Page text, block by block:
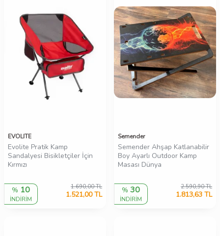
EVOLITE
Evolite Pratik Kamp
Sandalyesi Bisikletçiler İçin
Kırmızı
% 10
İNDİRİM
1.690,00TL
1.521,00TL
Semender
Semender Ahşap Katlanabilir
Boy Ayarlı Outdoor Kamp
Masası Dünya
%30
İNDİRİM
2.590,90TL
1.813,63TL